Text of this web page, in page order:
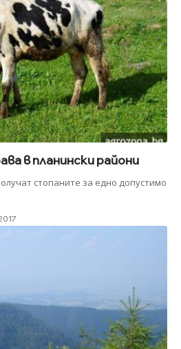
в планински райони
стопаните за едно допустимо